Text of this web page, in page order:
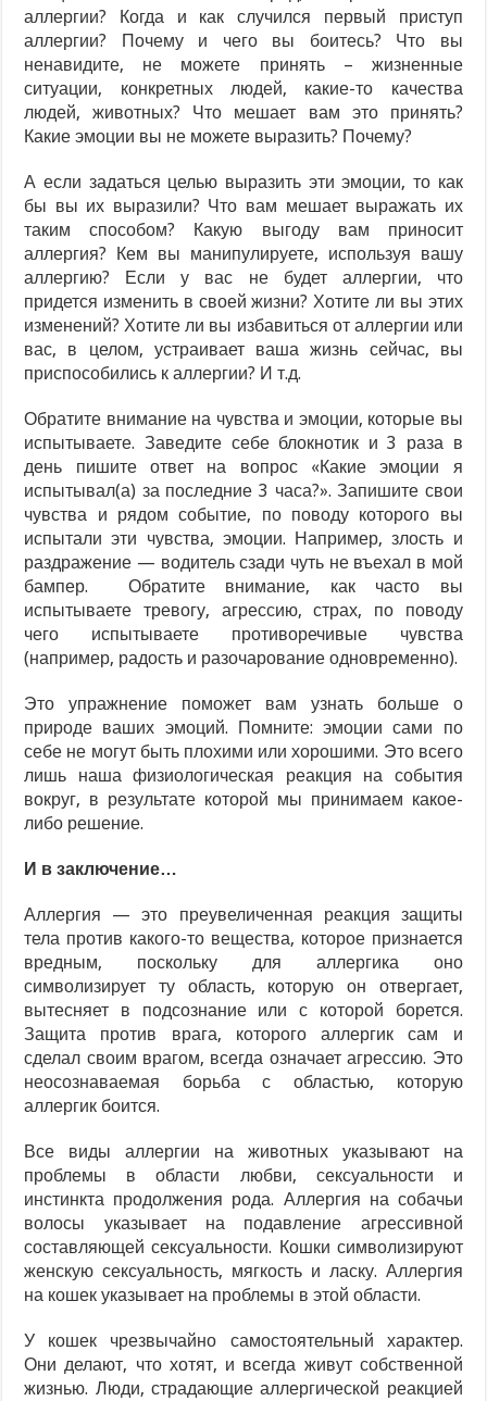
аллергии? Когда и как случился первый приступ
аллергии? Почему и чего вы боитесь? Что вы
ненавидите, не можете принять – жизненные
ситуации, конкретных людей, какие-то качества
людей, животных? Что мешает вам это принять?
Какие эмоции вы не можете выразить? Почему?
А если задаться целью выразить эти эмоции, то как
бы вы их выразили? Что вам мешает выражать их
таким способом? Какую выгоду вам приносит
аллергия? Кем вы манипулируете, используя вашу
аллергию? Если у вас не будет аллергии, что
придется изменить в своей жизни? Хотите ли вы этих
изменений? Хотите ли вы избавиться от аллергии или
вас, в целом, устраивает ваша жизнь сейчас, вы
приспособились к аллергии? И т.д.
Обратите внимание на чувства и эмоции, которые вы
испытываете. Заведите себе блокнотик и 3 раза в
день пишите ответ на вопрос «Какие эмоции я
испытывал(а) за последние 3 часа?». Запишите свои
чувства и рядом событие, по поводу которого вы
испытали эти чувства, эмоции. Например, злость и
раздражение — водитель сзади чуть не въехал в мой
бампер. Обратите внимание, как часто вы
испытываете тревогу, агрессию, страх, по поводу
чего испытываете противоречивые чувства
(например, радость и разочарование одновременно).
Это упражнение поможет вам узнать больше о
природе ваших эмоций. Помните: эмоции сами по
себе не могут быть плохими или хорошими. Это всего
лишь наша физиологическая реакция на события
вокруг, в результате которой мы принимаем какое-
либо решение.
И в заключение…
Аллергия — это преувеличенная реакция защиты
тела против какого-то вещества, которое признается
вредным, поскольку для аллергика оно
символизирует ту область, которую он отвергает,
вытесняет в подсознание или с которой борется.
Защита против врага, которого аллергик сам и
сделал своим врагом, всегда означает агрессию. Это
неосознаваемая борьба с областью, которую
аллергик боится.
Все виды аллергии на животных указывают на
проблемы в области любви, сексуальности и
инстинкта продолжения рода. Аллергия на собачьи
волосы указывает на подавление агрессивной
составляющей сексуальности. Кошки символизируют
женскую сексуальность, мягкость и ласку. Аллергия
на кошек указывает на проблемы в этой области.
У кошек чрезвычайно самостоятельный характер.
Они делают, что хотят, и всегда живут собственной
жизнью. Люди, страдающие аллергической реакцией